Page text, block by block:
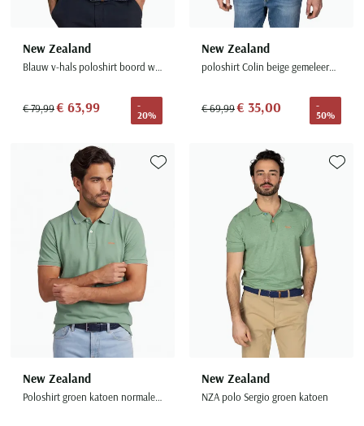
New Zealand
Blauw v-hals poloshirt boord wit randje
€ 79,99€ 63,99
-
20%
New Zealand
poloshirt Colin beige gemeleerd normale fit
€ 69,99€ 35,00
-
50%
New Zealand
Poloshirt groen katoen normale fit
Toevoegen aan favorieten
New Zealand
NZA polo Sergio groen katoen